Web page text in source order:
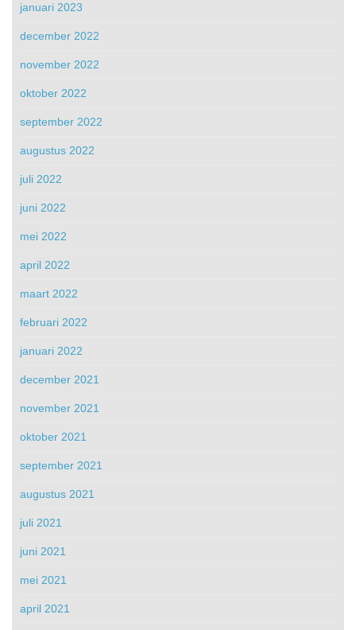
januari 2023
december 2022
november 2022
oktober 2022
september 2022
augustus 2022
juli 2022
juni 2022
mei 2022
april 2022
maart 2022
februari 2022
januari 2022
december 2021
november 2021
oktober 2021
september 2021
augustus 2021
juli 2021
juni 2021
mei 2021
april 2021